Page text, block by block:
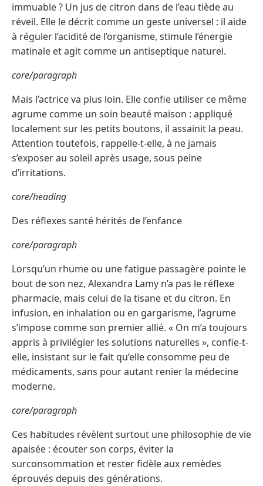
immuable ? Un jus de citron dans de l’eau tiède au
réveil. Elle le décrit comme un geste universel : il aide
à réguler l’acidité de l’organisme, stimule l’énergie
matinale et agit comme un antiseptique naturel.
core/paragraph
Mais l’actrice va plus loin. Elle confie utiliser ce même
agrume comme un soin beauté maison : appliqué
localement sur les petits boutons, il assainit la peau.
Attention toutefois, rappelle-t-elle, à ne jamais
s’exposer au soleil après usage, sous peine
d’irritations.
core/heading
Des réflexes santé hérités de l’enfance
core/paragraph
Lorsqu’un rhume ou une fatigue passagère pointe le
bout de son nez, Alexandra Lamy n’a pas le réflexe
pharmacie, mais celui de la tisane et du citron. En
infusion, en inhalation ou en gargarisme, l’agrume
s’impose comme son premier allié. « On m’a toujours
appris à privilégier les solutions naturelles », confie-t-
elle, insistant sur le fait qu’elle consomme peu de
médicaments, sans pour autant renier la médecine
moderne.
core/paragraph
Ces habitudes révèlent surtout une philosophie de vie
apaisée : écouter son corps, éviter la
surconsommation et rester fidèle aux remèdes
éprouvés depuis des générations.